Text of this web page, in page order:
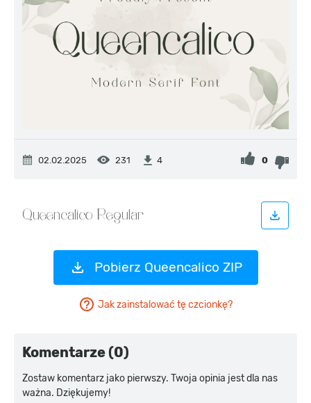
02.02.2025 231 4 0
Pobierz Queencalico ZIP
Jak zainstalować tę czcionkę?
Komentarze (0)
Zostaw komentarz jako pierwszy. Twoja opinia jest dla nas
ważna. Dziękujemy!